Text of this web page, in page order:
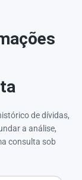
de dívidas,
a análise,
consulta sob